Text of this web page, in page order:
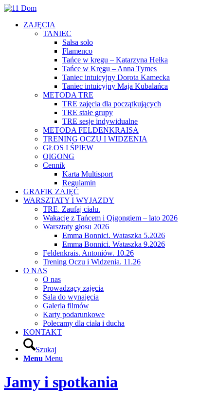
ZAJĘCIA
TANIEC
Salsa solo
Flamenco
Tańce w kręgu – Katarzyna Hełka
Tańce w Kręgu – Anna Tymes
Taniec intuicyjny Dorota Kamecka
Taniec intuicyjny Maja Kubalańca
METODA TRE
TRE zajęcia dla początkujących
TRE stałe grupy
TRE sesje indywidualne
METODA FELDENKRAISA
TRENING OCZU I WIDZENIA
GŁOS I ŚPIEW
QIGONG
Cennik
Karta Multisport
Regulamin
GRAFIK ZAJĘĆ
WARSZTATY I WYJAZDY
TRE. Zaufaj ciału.
Wakacje z Tańcem i Qigongiem – lato 2026
Warsztaty głosu 2026
Emma Bonnici. Wataszka 5.2026
Emma Bonnici. Wataszka 9.2026
Feldenkrais. Antoniów. 10.26
Trening Oczu i Widzenia. 11.26
O NAS
O nas
Prowadzący zajęcia
Sala do wynajęcia
Galeria filmów
Karty podarunkowe
Polecamy dla ciała i ducha
KONTAKT
Szukaj
Menu Menu
Jamy i spotkania